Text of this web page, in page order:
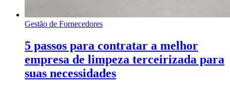
Gestão de Fornecedores
5 passos para contratar a melhor
empresa de limpeza terceirizada para
suas necessidades